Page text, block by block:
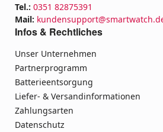
Tel.: 0351 82875391
Mail:
Infos & Rechtliches
Unser Unternehmen
Partnerprogramm
Batterieentsorgung
Liefer- & Versandinformationen
Zahlungsarten
Datenschutz